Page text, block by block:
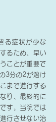
る症状が少な
るため、早い
ことが重要で
3分の2が溶け
まで進行する
り、最終的に
す。当院では
行させない治